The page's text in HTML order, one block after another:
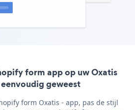
form app op uw Oxatis
geweest
form Oxatis - app, pas de stijl